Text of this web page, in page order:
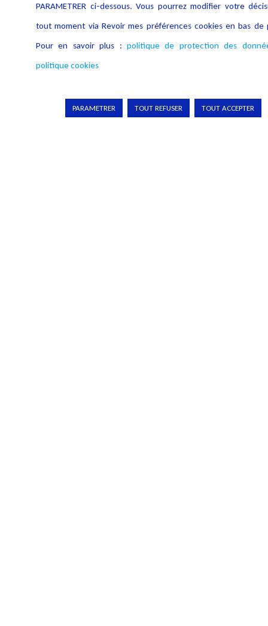
PARAMETRER ci-dessous. Vous pourrez modifier votre
tout moment via Revoir mes préférences cookies en bas de
Pour en savoir plus : politique de protection des
politique cookies
PARAMETRER TOUT REFUSER TOUT ACCEPTER